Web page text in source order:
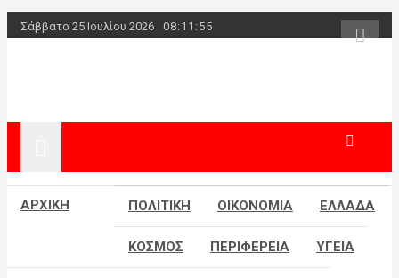
Skip
to
Σάββατο 25 Ιουλίου 2026 08:11:55
ΑΡΧΙΚΗ ΠΟΛΙΤΙΚΗ ΟΙΚΟΝΟΜΙΑ ΕΛΛΑΔΑ
ΚΟΣΜΟΣ ΠΕΡΙΦΕΡΕΙΑ ΥΓΕΙΑ